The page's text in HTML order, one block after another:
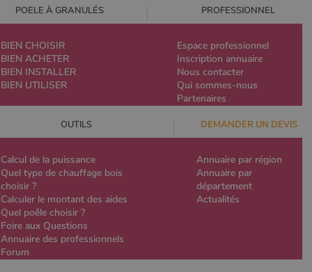
POELE À GRANULÉS PROFESSIONNEL
BIEN CHOISIR
BIEN ACHETER
BIEN INSTALLER
BIEN UTILISER
Espace professionnel
Inscription annuaire
Nous contacter
Qui sommes-nous
Partenaires
OUTILS DEMANDER UN DEVIS
Calcul de la puissance
Quel type de chauffage bois
choisir ?
Calculer le montant des aides
Quel poêle choisir ?
Foire aux Questions
Annuaire des professionnels
Forum
Annuaire par région
Annuaire par
département
Actualités